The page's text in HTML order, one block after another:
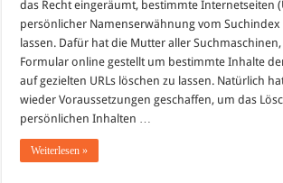
das Recht eingeräumt, bestimmte Internetseiten
persönlicher Namenserwähnung vom
lassen. Dafür hat die Mutter aller
Formular online gestellt um bestimmte Inhalte
auf gezielten URLs löschen zu lassen. Natürlich
wieder Voraussetzungen geschaffen, um das
persönlichen Inhalten …
Weiterlesen »